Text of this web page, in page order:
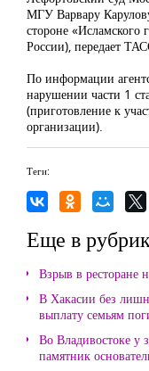
МГУ Варвару
стороне «Исламского
России), передает
По информации
нарушении части 1
(приготовление к
организации).
Теги:
Еще в
Взрыв в ресторане
В Хакасии без
выплату семьям
Во Владивостоке у
памятник